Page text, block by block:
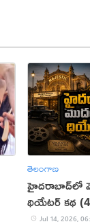
తెలంగాణ
హైదరాబాద్‌లో
థియేటర్ కథ
Jul 14, 2026,